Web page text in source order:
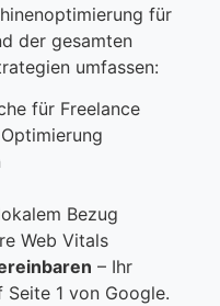
für
der gesamten
umfassen:
für Freelance
Bezug
Web Vitals
– Ihr
Seite 1 von Google.